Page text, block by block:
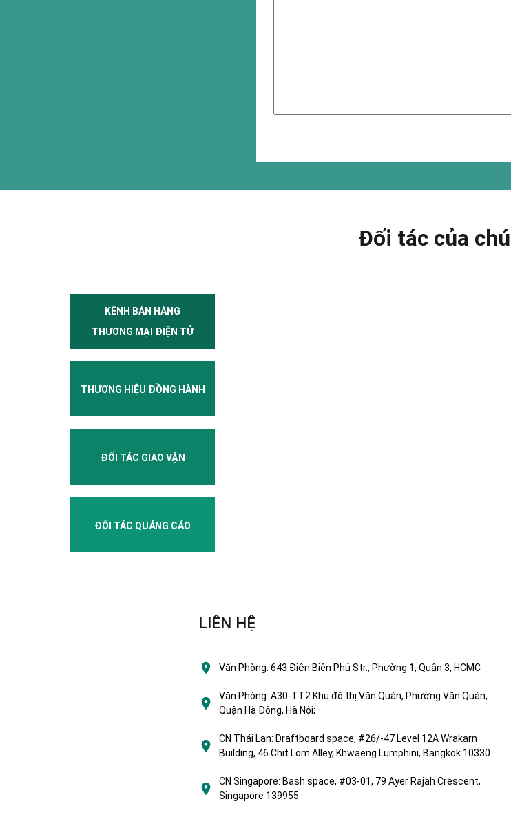
Đối tác của
KÊNH BÁN HÀNG
THƯƠNG MẠI ĐIỆN TỬ
THƯƠNG HIỆU ĐỒNG HÀNH
ĐỐI TÁC GIAO VẬN
ĐỐI TÁC QUẢNG CÁO
LIÊN HỆ
Văn Phòng: 643 Điện Biên Phủ Str., Phường 1, Quận 3, HCMC
Văn Phòng: A30-TT2 Khu đô thị Văn Quán, Phường Văn Quán,
Quận Hà Đông, Hà Nội;
CN Thái Lan: Draftboard space, #26/-47 Level 12A Wrakarn
Building, 46 Chit Lom Alley, Khwaeng Lumphini, Bangkok 10330
CN Singapore: Bash space, #03-01, 79 Ayer Rajah Crescent,
Singapore 139955